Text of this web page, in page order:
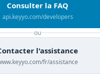
Consulter la FAQ
api.keyyo.com/developers
ou
l'assistance
fr/assistance